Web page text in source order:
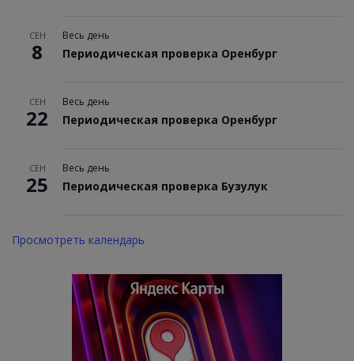
СЕН
8
Весь день
Периодическая проверка Оренбург
СЕН
22
Весь день
Периодическая проверка Оренбург
СЕН
25
Весь день
Периодическая проверка Бузулук
Просмотреть календарь